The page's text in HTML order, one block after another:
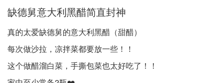
缺德舅意大利黑醋简直封神
真的太爱缺德舅的意大利黑醋（甜醋）
每次做沙拉，凉拌菜都要放一些！！
这个做醋溜白菜，手撕包菜也太好吃了！！